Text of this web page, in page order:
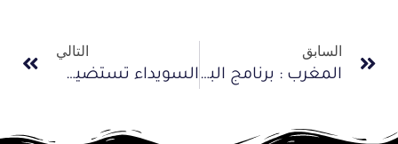
السابق
المغرب : برنامج البطولة الوطنية وكأس العرش للدراجات التي ستقام بأزيلال
التالي
السويداء تستضيف سباق الجولان الدولي للدراجات